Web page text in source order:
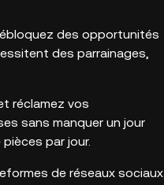
des opportunités
des parrainages,
réclamez vos
sans manquer un jour
par jour.
de réseaux sociaux